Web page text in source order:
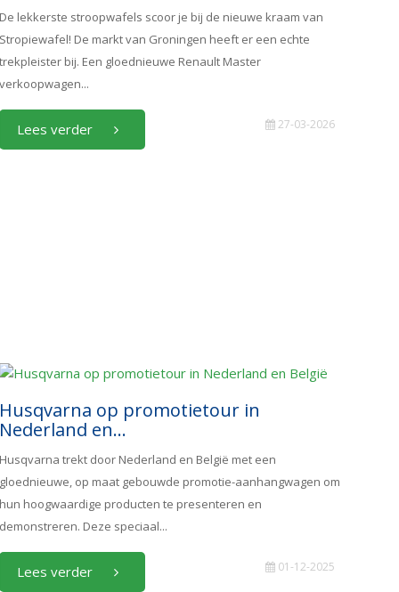
De lekkerste stroopwafels scoor je bij de nieuwe kraam van
Stropiewafel! De markt van Groningen heeft er een echte
trekpleister bij. Een gloednieuwe Renault Master
verkoopwagen...
Lees verder 27-03-2026
Husqvarna op promotietour in
Nederland en...
Husqvarna trekt door Nederland en België met een
gloednieuwe, op maat gebouwde promotie-aanhangwagen om
hun hoogwaardige producten te presenteren en
demonstreren. Deze speciaal...
Lees verder 01-12-2025